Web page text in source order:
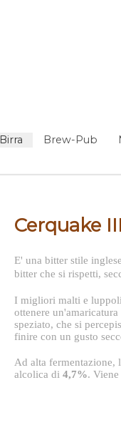
Birra Brew-Pub
Cerquake III
E' una bitter stile
bitter che si rispetti,
I migliori malti e
ottenere
speziato, che si
finire con un gusto
Ad alta fermentazione,
alcolica di 4,7%.